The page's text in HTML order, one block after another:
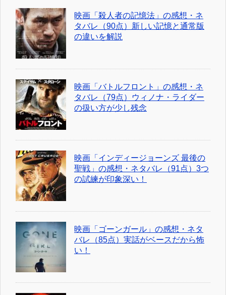
映画「殺人者の記憶法」の感想・ネ
タバレ（90点）新しい記憶と通常版
の違いを解説
映画「バトルフロント」の感想・ネ
タバレ（79点）ウィノナ・ライダー
の扱い方が少し残念
映画「インディージョーンズ 最後の
聖戦」の感想・ネタバレ（91点）3つ
の試練が印象深い！
映画「ゴーンガール」の感想・ネタ
バレ（85点）実話がベースだから怖
い！